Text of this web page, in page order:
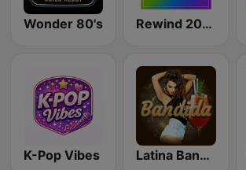
Wonder 80's Rewind 2000's
K-Pop Vibes Latina Bandida!